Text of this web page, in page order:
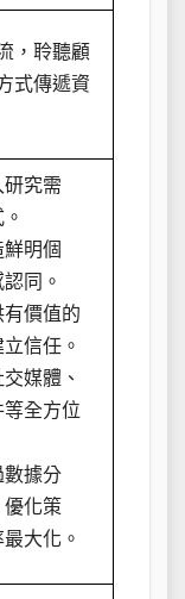
，聆聽顧
式傳遞資
研究需
鮮明個
同。
有價值的
信任。
交媒體、
全方位
數據分
化策
大化。